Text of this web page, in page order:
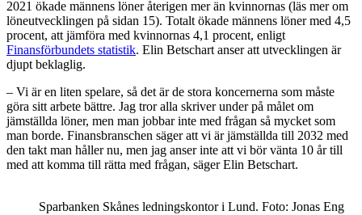
2021 ökade männens löner återigen mer än kvinnornas (läs mer om
löneutvecklingen på sidan 15). Totalt ökade männens löner med 4,5
procent, att jämföra med kvinnornas 4,1 procent, enligt
Finansförbundets statistik. Elin Betschart anser att utvecklingen är
djupt beklaglig.
– Vi är en liten spelare, så det är de stora koncernerna som måste
göra sitt arbete bättre. Jag tror alla skriver under på målet om
jämställda löner, men man jobbar inte med frågan så mycket som
man borde. Finansbranschen säger att vi är jämställda till 2032 med
den takt man håller nu, men jag anser inte att vi bör vänta 10 år till
med att komma till rätta med frågan, säger Elin Betschart.
Sparbanken Skånes ledningskontor i Lund. Foto: Jonas Eng